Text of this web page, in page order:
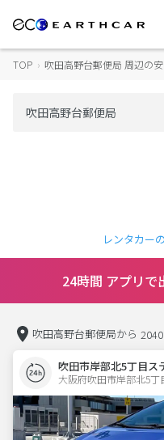
TOP › 吹田高野台郵便局 周辺の
レンタカー
24時間 アプリで
吹田高野台郵便局から
吹田市岸部北5丁目ス
大阪府吹田市岸部北5丁